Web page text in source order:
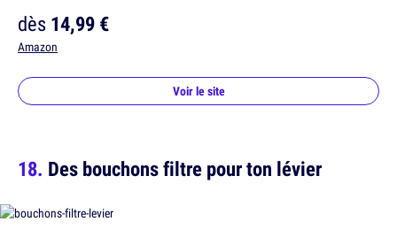
dès14,99 €
Amazon
Voir le site
Des bouchons filtre pour ton lévier